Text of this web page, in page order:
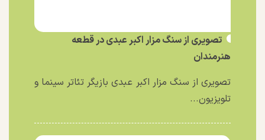
تصویری از سنگ مزار اکبر عبدی در قطعه
هنرمندان
تصویری از سنگ مزار اکبر عبدی بازیگر تئاتر سینما و
تلویزیون...